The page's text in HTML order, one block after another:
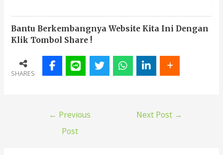
Bantu Berkembangnya Website Kita Ini Dengan
Klik Tombol Share !
SHARES
← Previous
Post
Next Post →